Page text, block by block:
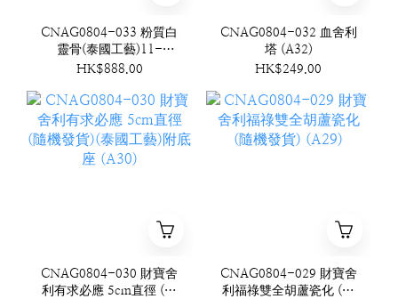
CNAG0804-033 粉質白
靈骨(泰國工藝)11-
12mm (送光明珊瑚結構
HK$888.00
CNAG0804-032 血舍利
塔 (A32)
HK$249.00
CNAG0804-030 財寶舍
利有求必應 5cm直徑 (隨
CNAG0804-029 財寶舍
利福祿雙全胡蘆瓷化 (隨